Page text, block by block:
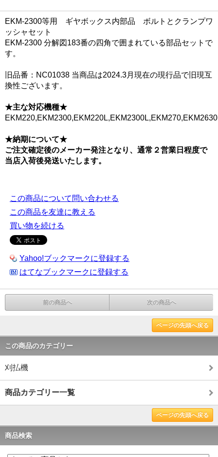
EKM-2300等用 ギヤボックス内部品 ボルトとクランプワ
ッシャセット
EKM-2300 分解図183番の四角で囲まれている部品セットで
す。
旧品番：NC01038 当商品は2024.3月現在の現行品で旧現互
換性ございます。
★主な対応機種★
★納期について★
ご注文確定後のメーカー発注となり、通常２営業日程度で
当店入荷後発送いたします。
この商品について問い合わせる
この商品を友達に教える
買い物を続ける
Yahoo!ブックマークに登録する
はてなブックマークに登録する
前の商品へ 次の商品へ
ページの先頭へ戻る
この商品のカテゴリー
刈払機
商品カテゴリー一覧
ページの先頭へ戻る
商品検索